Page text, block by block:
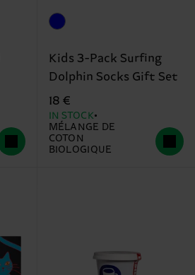
Kids 3-Pack Surfing
Dolphin Socks Gift Set
18 €
IN STOCK
MÉLANGE DE
COTON
BIOLOGIQUE